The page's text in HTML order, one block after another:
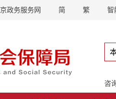
政务服务网 简 繁 智
咨